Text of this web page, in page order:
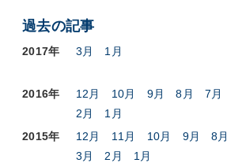
過去の記事
2017年 3月 1月
2016年 12月 10月 9月 8月 7月
2月
1月
2015年
12月 11月 10月 9月 8月
3月
2月
1月